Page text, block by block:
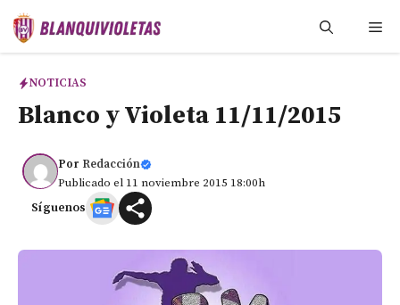
Saltar
NOTICIAS
Blanco y Violeta 11/11/2015
Por Redacción
Publicado el 11 noviembre 2015 18:00h
Síguenos